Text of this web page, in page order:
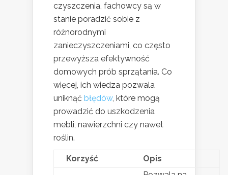
czyszczenia, fachowcy są w
stanie poradzić sobie z
różnorodnymi
zanieczyszczeniami, co często
przewyższa efektywność
domowych prób sprzątania. Co
więcej, ich wiedza pozwala
uniknąć błędów, które mogą
prowadzić do uszkodzenia
mebli, nawierzchni czy nawet
roślin.
Korzyść Opis